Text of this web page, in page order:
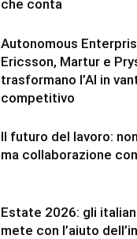
che conta
Autonomous
Ericsson, Martur e
trasformano l’AI in
competitivo
Il futuro del lavoro:
ma collaborazione con
Estate 2026: gli
mete con l’aiuto